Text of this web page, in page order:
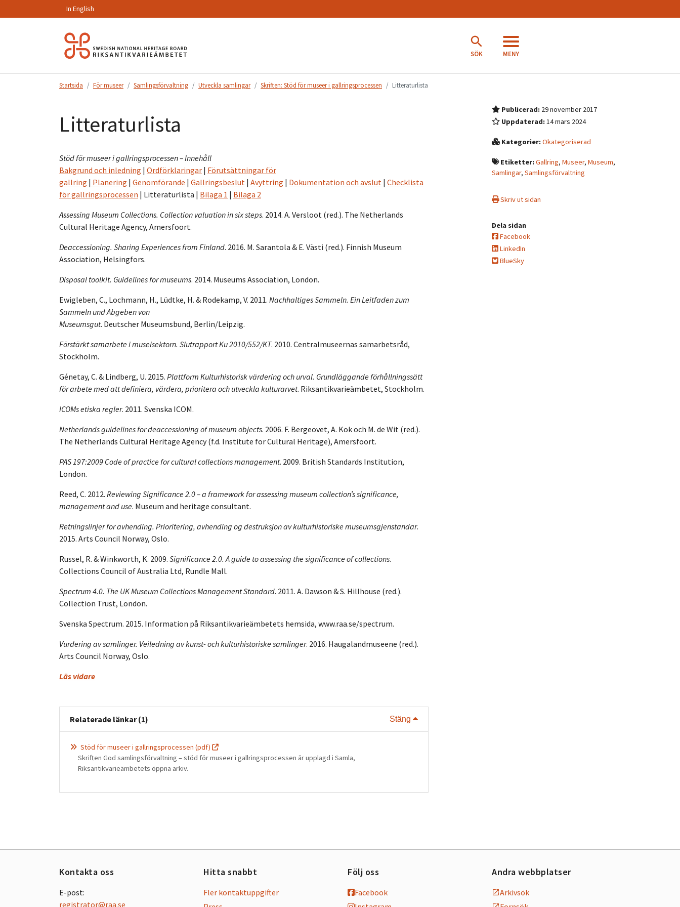
In English
SÖK MENY
Startsida För museer Samlingsförvaltning Utveckla samlingar Skriften: Stöd för museer i gallringsprocessen Litteraturlista
Litteraturlista
Stöd för museer i gallringsprocessen – Innehåll
Bakgrund och inledning | Ordförklaringar | Förutsättningar för
gallring | Planering | Genomförande | Gallringsbeslut | Avyttring | Dokumentation och avslut | Checklista
för gallringsprocessen | Litteraturlista | Bilaga 1 | Bilaga 2
Assessing Museum Collections. Collection valuation in six steps. 2014. A. Versloot (red.). The Netherlands
Cultural Heritage Agency, Amersfoort.
Deaccessioning. Sharing Experiences from Finland. 2016. M. Sarantola & E. Västi (red.). Finnish Museum
Association, Helsingfors.
Disposal toolkit. Guidelines for museums. 2014. Museums Association, London.
Ewigleben, C., Lochmann, H., Lüdtke, H. & Rodekamp, V. 2011. Nachhaltiges Sammeln. Ein Leitfaden zum
Sammeln und Abgeben von
Museumsgut. Deutscher Museumsbund, Berlin/Leipzig.
Förstärkt samarbete i museisektorn. Slutrapport Ku 2010/552/KT. 2010. Centralmuseernas samarbetsråd,
Stockholm.
Génetay, C. & Lindberg, U. 2015. Plattform Kulturhistorisk värdering och urval. Grundläggande förhållningssätt
för arbete med att definiera, värdera, prioritera och utveckla kulturarvet. Riksantikvarieämbetet, Stockholm.
ICOMs etiska regler. 2011. Svenska ICOM.
Netherlands guidelines for deaccessioning of museum objects. 2006. F. Bergeovet, A. Kok och M. de Wit (red.).
The Netherlands Cultural Heritage Agency (f.d. Institute for Cultural Heritage), Amersfoort.
PAS 197:2009 Code of practice for cultural collections management. 2009. British Standards Institution,
London.
Reed, C. 2012. Reviewing Significance 2.0 – a framework for assessing museum collection’s significance,
management and use. Museum and heritage consultant.
Retningslinjer for avhending. Prioritering, avhending og destruksjon av kulturhistoriske museumsgjenstandar.
2015. Arts Council Norway, Oslo.
Russel, R. & Winkworth, K. 2009. Significance 2.0. A guide to assessing the significance of collections.
Collections Council of Australia Ltd, Rundle Mall.
Spectrum 4.0. The UK Museum Collections Management Standard. 2011. A. Dawson & S. Hillhouse (red.).
Collection Trust, London.
Svenska Spectrum. 2015. Information på Riksantikvarieämbetets hemsida, www.raa.se/spectrum.
Vurdering av samlinger. Veiledning av kunst- och kulturhistoriske samlinger. 2016. Haugalandmuseene (red.).
Arts Council Norway, Oslo.
Läs vidare
Relaterade länkar (1) Stäng Visa eller stäng
Stöd för museer i gallringsprocessen (pdf)
Skriften God samlingsförvaltning – stöd för museer i gallringsprocessen är upplagd i Samla,
Riksantikvarieämbetets öppna arkiv.
Publicerad: 29 november 2017
Uppdaterad:14 mars 2024
Kategorier:Okategoriserad
Etiketter:Gallring, Museer, Museum,
Samlingar, Samlingsförvaltning
Skriv ut sidan
Dela sidan
Facebook
LinkedIn
BlueSky
Kontakta oss
E-post:
registrator@raa.se
Hitta snabbt
Fler kontaktuppgifter
Följ oss
Facebook
Andra webbplatser
Arkivsök